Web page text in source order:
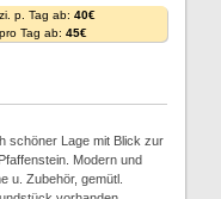
p. Tag ab: 40€
Tag ab: 45€
schöner Lage mit Blick zur
Modern und
u. Zubehör, gemütl.